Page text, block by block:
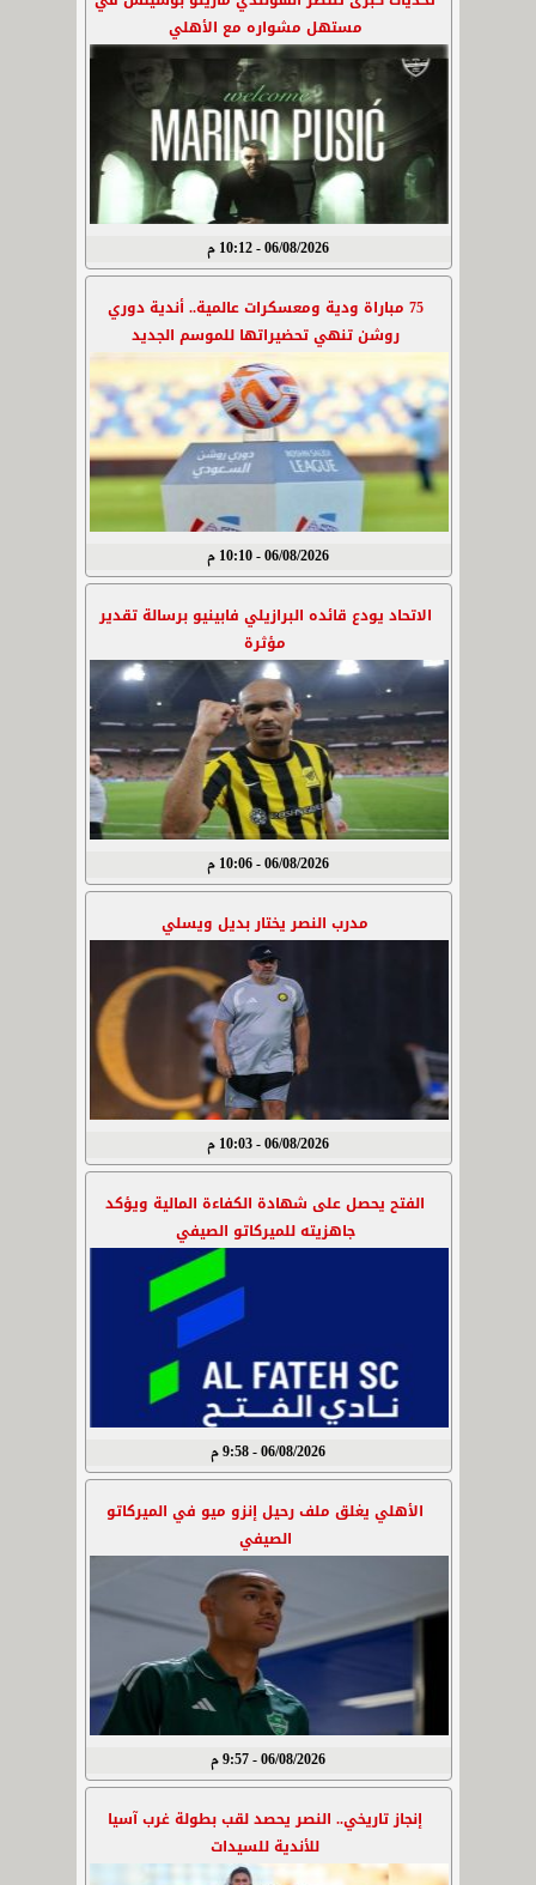
مستهل مشواره مع الأهلي
06/08/2026 - 10:12 م
75 مباراة ودية ومعسكرات عالمية.. أندية دوري
روشن تنهي تحضيراتها للموسم الجديد
06/08/2026 - 10:10 م
الاتحاد يودع قائده البرازيلي فابينيو برسالة تقدير
مؤثرة
06/08/2026 - 10:06 م
مدرب النصر يختار بديل ويسلي
06/08/2026 - 10:03 م
الفتح يحصل على شهادة الكفاءة المالية ويؤكد
جاهزيته للميركاتو الصيفي
06/08/2026 - 9:58 م
الأهلي يغلق ملف رحيل إنزو ميو في الميركاتو
الصيفي
06/08/2026 - 9:57 م
إنجاز تاريخي.. النصر يحصد لقب بطولة غرب آسيا
للأندية للسيدات